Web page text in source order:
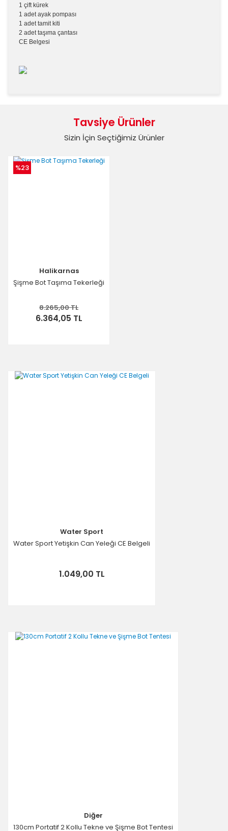
1 çift kürek
1 adet ayak pompası
1 adet tamit kiti
2 adet taşıma çantası
CE Belgesi
Yorum Yaz
formunu kullanarak tarafımıza iletebilirsiniz.
Görüş ve önerileriniz için teşekkür ederiz.
Ürün açıklamasında eksik bilgiler bulunuyor.
Tavsiye Ürünler
Sizin İçin Seçtiğimiz Ürünler
%23
Halikarnas
Şişme Bot Taşıma Tekerleği
8.265,00 TL
6.364,05 TL
Water Sport
Water Sport Yetişkin Can Yeleği CE Belgeli
1.049,00 TL
Diğer
130cm Portatif 2 Kollu Tekne ve Şişme Bot Tentesi